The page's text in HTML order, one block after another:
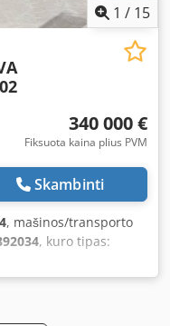
1 / 15
340 000 €
Fiksuota kaina plius PVM
Skambinti
, mašinos/transporto
, kuro tipas:
paskirtis: